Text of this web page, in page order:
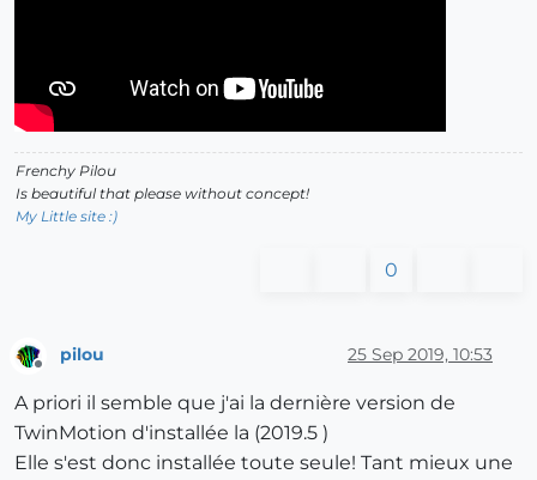
Frenchy Pilou
Is beautiful that please without concept!
My Little site :)
0
pilou 25 Sep 2019, 10:53
A priori il semble que j'ai la dernière version de
TwinMotion d'installée la (2019.5 )
Elle s'est donc installée toute seule! Tant mieux une